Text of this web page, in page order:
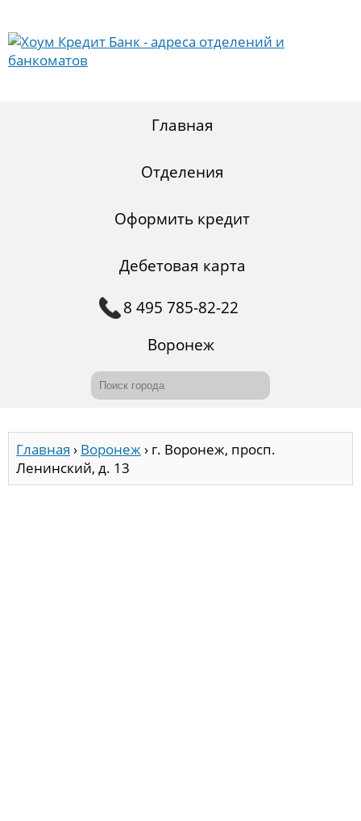
Главная
Отделения
Оформить кредит
Дебетовая карта
8 495 785-82-22
Воронеж
Главная › Воронеж› г. Воронеж, просп.
Ленинский, д. 13